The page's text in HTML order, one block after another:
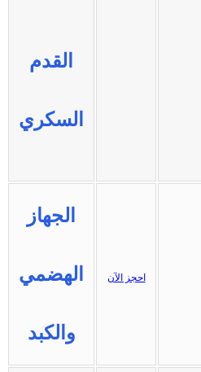
القدم
السكري
الجهاز
الهضمي
والكبد
احجز الآن